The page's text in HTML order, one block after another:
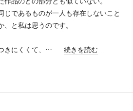
じであるものが一人も存在しないこと
と私は思うのです。
きにくくて、… 続きを読む